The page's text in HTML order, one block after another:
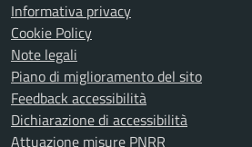
Informativa privacy
Cookie Policy
Note legali
Piano di miglioramento del sito
Feedback accessibilità
Dichiarazione di accessibilità
Attuazione misure PNRR